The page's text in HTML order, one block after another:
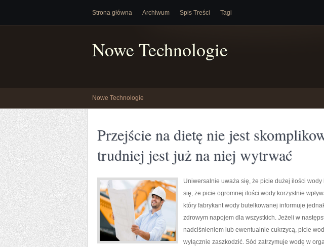
Strona główna Archiwum Spis Treści Tagi
Nowe Technologie
Nowe Technologie
Przejście na dietę nie jest
trudniej jest już na niej wytrwać
Uniwersalnie uważa się, że picie dużej ilości
się, że picie ogromnej ilości wody korzystnie
który fabrykant wody butelkowanej informuje
zdrowym napojem dla wszystkich. Jeżeli w
nadciśnieniem lub ewentualnie cukrzycą, picie
wyłącznie zaszkodzić. Sód zatrzymuje wodę w